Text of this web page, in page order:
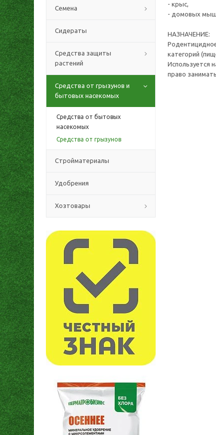
Семена
Сидераты
Средства защиты
растений
Средства от грызунов и
бытовых насекомых
Средства от бытовых
насекомых
Средства от грызунов
Стройматериалы
Удобрения
Хозтовары
- крыс,
- домовых
НАЗНАЧЕНИЕ:
категорий
Используется
право